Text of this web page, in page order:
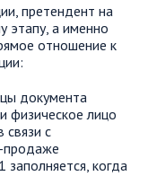
претендент на
этапу, а именно
отношение к
документа
физическое лицо
связи с
продаже
когда